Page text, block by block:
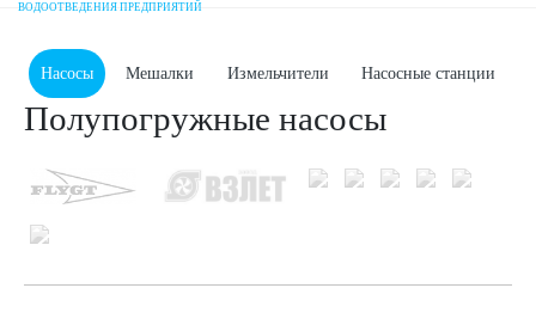
ВОДООТВЕДЕНИЯ ПРЕДПРИЯТИЙ
Насосы Мешалки Измельчители Насосные станции
Полупогружные насосы